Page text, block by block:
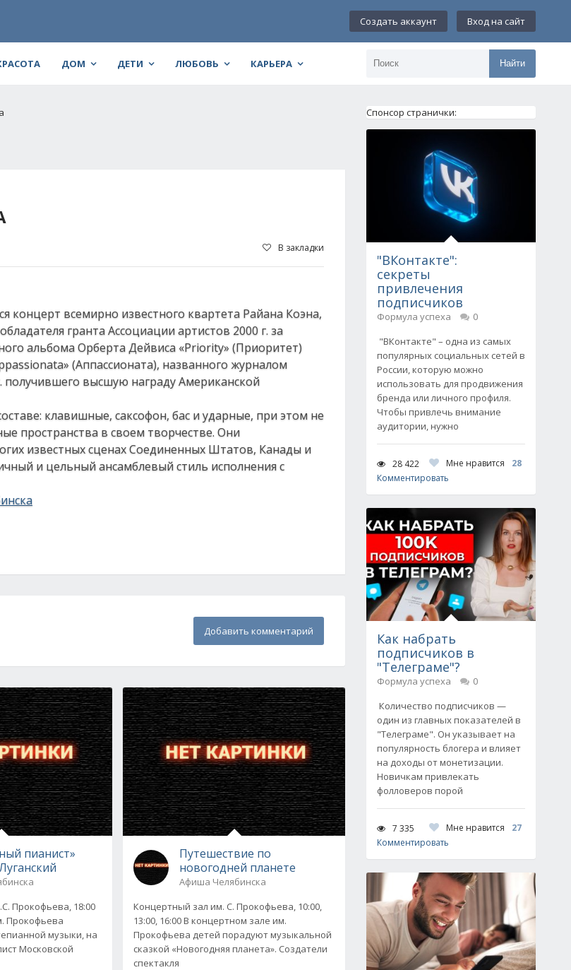
Создать аккаунт Вход на сайт
ДОМ ДЕТИ ЛЮБОВЬ КАРЬЕРА Найти
В закладки
концерт всемирно известного квартета Райана Коэна,
гранта Ассоциации артистов 2000 г. за
альбома Орберта Дейвиса «Priority» (Приоритет)
(Аппассионата), названного журналом
высшую награду Американской
клавишные, саксофон, бас и ударные, при этом не
пространства в своем творчестве. Они
известных сценах Соединенных Штатов, Канады и
и цельный ансамблевый стиль исполнения с
Добавить комментарий
пианист»
Прокофьева, 18:00
Прокофьева
музыки, на
Московской
Путешествие по
новогодней планете
Афиша Челябинска
Концертный зал им. С. Прокофьева, 10:00,
13:00, 16:00 В концертном зале им.
Прокофьева детей порадуют музыкальной
сказкой «Новогодняя планета». Создатели
спектакля
Спонсор странички:
"ВКонтакте":
секреты
привлечения
подписчиков
Формула успеха
0
"ВКонтакте" – одна из самых
популярных социальных сетей в
России, которую можно
использовать для продвижения
бренда или личного профиля.
Чтобы привлечь внимание
аудитории, нужно
28 422 Мне нравится
28
Комментировать
Как набрать
подписчиков в
"Телеграме"?
Формула успеха
0
Количество подписчиков —
один из главных показателей в
"Телеграме". Он указывает на
популярность блогера и влияет
на доходы от монетизации.
Новичкам привлекать
фолловеров порой
7 335 Мне нравится
27
Комментировать